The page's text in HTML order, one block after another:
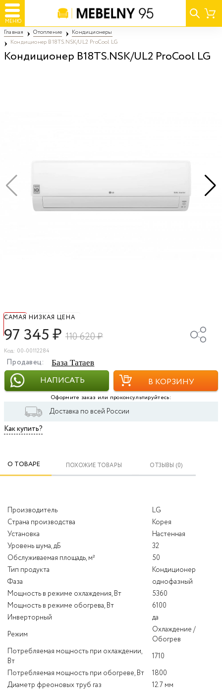
МЕНЮ
Главная Отопление
Кондиционеры
Кондиционер B18TS.NSK/UL2 ProCool LG
Кондиционер B18TS.NSK/UL2 ProCool LG
САМАЯ НИЗКАЯ ЦЕНА
97 345₽ 110 620₽
Код: 00-00112284
Продавец: База Татаев
НАПИСАТЬ В КОРЗИНУ
Оформите заказ или проконсультируйтесь:
Доставка по всей России
Как купить?
О ТОВАРЕ ПОХОЖИЕ ТОВАРЫ ОТЗЫВЫ (0)
Производитель
LG
Страна производства
Корея
Установка
Настенная
Уровень шума, дБ
32
Обслуживаемая площадь, м²
50
Тип продукта
Кондиционер
Фаза
однофазный
Мощность в режиме охлаждения, Вт
5360
Мощность в режиме обогрева, Вт
6100
Инверторный
да
Режим
Охлаждение /
Обогрев
Потребляемая мощность при охлаждении,
Вт
1710
Потребляемая мощность при обогреве, Вт
1800
Диаметр фреоновых труб газ
12.7 мм